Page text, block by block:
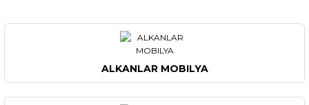
ALKANLAR MOBILYA